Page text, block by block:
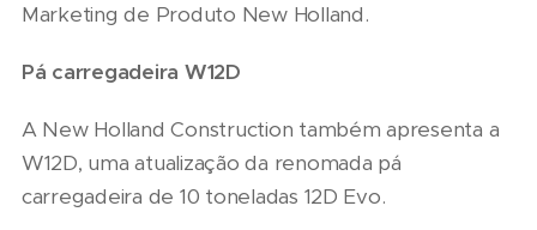
Marketing de Produto New Holland.
Pá carregadeira W12D
A New Holland Construction também apresenta a
W12D, uma atualização da renomada pá
carregadeira de 10 toneladas 12D Evo.